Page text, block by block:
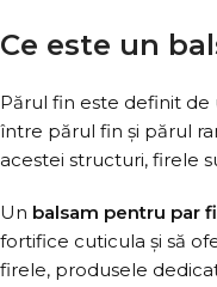
Ce este un
Părul fin este definit de
între părul fin și părul
acestei structuri, firele
Un balsam pentru par
fortifice cuticula și să
firele, produsele